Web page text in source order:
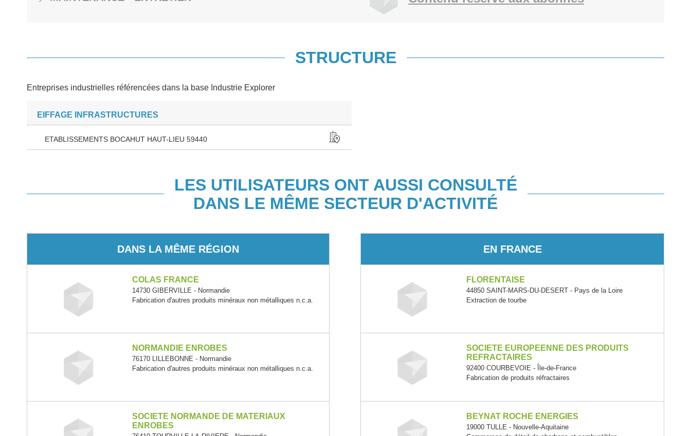
STRUCTURE
Entreprises industrielles référencées dans la base Industrie Explorer
EIFFAGE INFRASTRUCTURES
ETABLISSEMENTS BOCAHUT HAUT-LIEU 59440
LES UTILISATEURS ONT AUSSI CONSULTÉ
DANS LE MÊME SECTEUR D'ACTIVITÉ
DANS LA MÊME RÉGION
COLAS FRANCE
14730 GIBERVILLE - Normandie
Fabrication d'autres produits minéraux non métalliques n.c.a.
NORMANDIE ENROBES
76170 LILLEBONNE - Normandie
Fabrication d'autres produits minéraux non métalliques n.c.a.
SOCIETE NORMANDE DE MATERIAUX
ENROBES
EN FRANCE
FLORENTAISE
44850 SAINT-MARS-DU-DESERT - Pays de la Loire
Extraction de tourbe
SOCIETE EUROPEENNE DES PRODUITS
REFRACTAIRES
92400 COURBEVOIE - Île-de-France
Fabrication de produits réfractaires
BEYNAT ROCHE ENERGIES
19000 TULLE - Nouvelle-Aquitaine